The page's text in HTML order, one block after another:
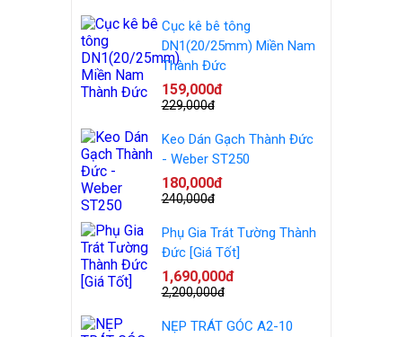
Cục kê bê tông
DN1(20/25mm) Miền Nam
Thành Đức
159,000đ
229,000đ
Keo Dán Gạch Thành Đức
- Weber ST250
180,000đ
240,000đ
Phụ Gia Trát Tường Thành
Đức [Giá Tốt]
1,690,000đ
2,200,000đ
NẸP TRÁT GÓC A2-10